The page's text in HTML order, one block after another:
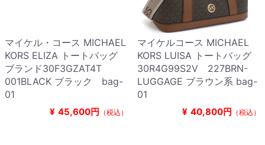
マイケル・コース MICHAEL
KORS ELIZA トートバッグ
ブランド30F3GZAT4T
001BLACK ブラック bag-
01
¥ 45,600円 （税込）
マイケルコース MICHAEL
KORS LUISA トートバッグ
30R4G99S2V 227BRN-
LUGGAGE ブラウン系 bag-
01
¥ 40,800円 （税込）